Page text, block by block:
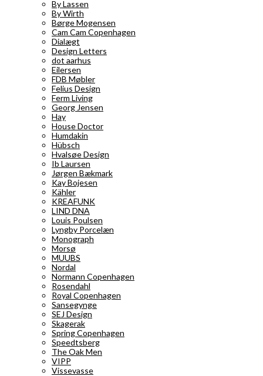
By Lassen
By Wirth
Børge Mogensen
Cam Cam Copenhagen
Dialægt
Design Letters
dot aarhus
Eilersen
FDB Møbler
Felius Design
Ferm Living
Georg Jensen
Hay
House Doctor
Humdakin
Hübsch
Hvalsøe Design
Ib Laursen
Jørgen Bækmark
Kay Bojesen
Kähler
KREAFUNK
LIND DNA
Louis Poulsen
Lyngby Porcelæn
Monograph
Morsø
MUUBS
Nordal
Normann Copenhagen
Rosendahl
Royal Copenhagen
Sansegynge
SEJ Design
Skagerak
Spring Copenhagen
Speedtsberg
The Oak Men
VIPP
Vissevasse